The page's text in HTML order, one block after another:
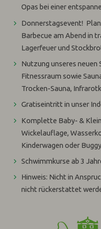
Opas bei einer
Donnerstagsevent!
Barbecue am Abend in
Lagerfeuer und
Nutzung unseres neuen
Fitnessraum sowie
Trocken-Sauna,
Gratiseintritt in unser
Komplette Baby- &
Wickelauflage,
Kinderwagen oder
Schwimmkurse ab 3
Hinweis: Nicht in
nicht rückerstattet